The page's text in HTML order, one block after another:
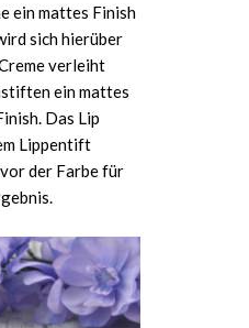
ein mattes Finish
sich hierüber
verleiht
ein mattes
Das Lip
Lippentift
der Farbe für